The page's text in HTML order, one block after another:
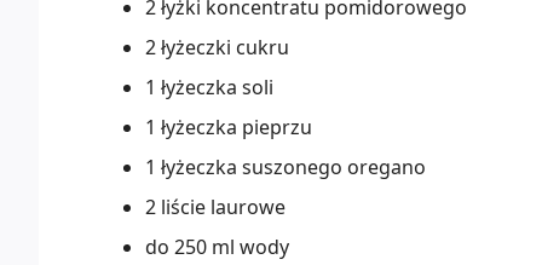
2 łyżki koncentratu pomidorowego
2 łyżeczki cukru
1 łyżeczka soli
1 łyżeczka pieprzu
1 łyżeczka suszonego oregano
2 liście laurowe
do 250 ml wody